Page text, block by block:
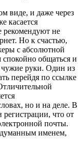
виде, и даже через
касается
рекомендуют не
Но к счастью,
с абсолютной
общаться и
чужие руки. Один из
перейдя по ссылке
но и на деле. В
что от
почты.
именем,